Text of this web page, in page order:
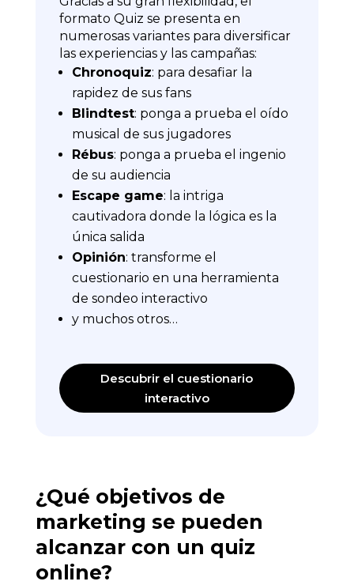
formato Quiz se presenta en
numerosas variantes para diversificar
las experiencias y las campañas:
Chronoquiz: para desafiar la
rapidez de sus fans
Blindtest: ponga a prueba el oído
musical de sus jugadores
Rébus: ponga a prueba el ingenio
de su audiencia
Escape game: la intriga
cautivadora donde la lógica es la
única salida
Opinión: transforme el
cuestionario en una herramienta
de sondeo interactivo
y muchos otros…
Descubrir el cuestionario
interactivo
¿Qué objetivos de
marketing se pueden
alcanzar con un quiz
online?